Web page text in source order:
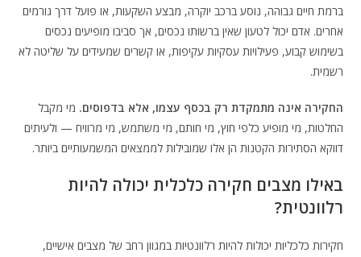
ברמת חיים גבוהה, נוסע ברכב יוקרה, מבצע השקעות, או פועל דרך גורמים
אחרים. אדם יכול לטעון שאין ברשותו נכסים, אך סביבו מופיעים נכסים
בשימוש קבוע, פעילויות עסקיות עקיפות, או קשרים שמעידים על שליטה לא
רשמית.
החקירה אינה מתמקדת רק בכסף עצמו, אלא בדפוסים. מי מקבל
החלטות, מי מופיע כלפי חוץ, מי חותם, מי משתמש, מי מרוויח — ולעיתים
דווקא הסתירות הקטנות הן אלו שמובילות לממצאים המשמעותיים ביותר.
באילו מצבים חקירה כלכלית יכולה להיות
רלוונטית?
חקירות כלכליות יכולות להיות רלוונטיות במגוון רחב של מצבים אישיים,